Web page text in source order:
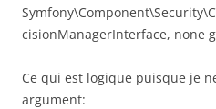
cisionManagerInterface, none
Ce qui est logique puisque je
argument: